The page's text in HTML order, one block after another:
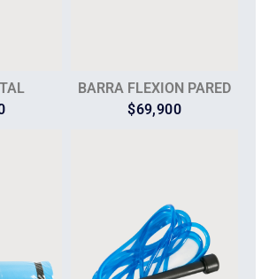
BARRA FLEXION PARED
$69,900